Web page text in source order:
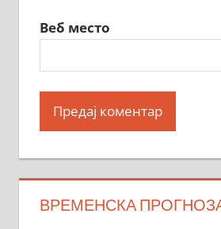
Веб место
ВРЕМЕНСКА